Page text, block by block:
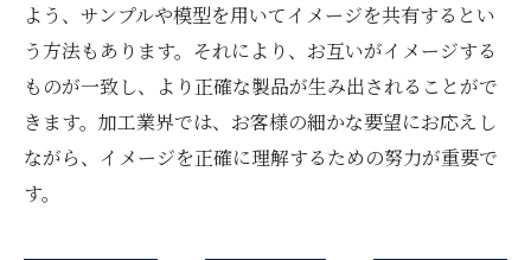
よう、サンプルや模型を用いてイメージを共有するとい
う方法もあります。それにより、お互いがイメージする
ものが一致し、より正確な製品が生み出されることがで
きます。加工業界では、お客様の細かな要望にお応えし
ながら、イメージを正確に理解するための努力が重要で
す。